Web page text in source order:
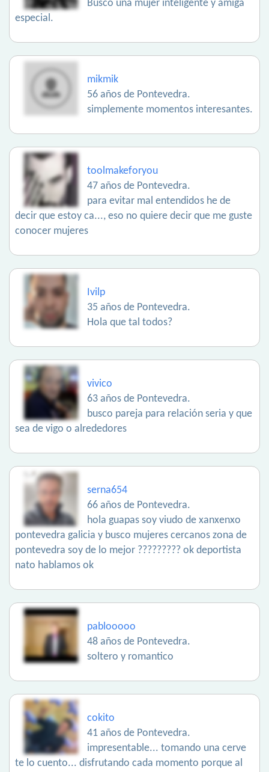
Busco una mujer inteligente y amiga
especial.
mikmik
56 años de Pontevedra.
simplemente momentos interesantes.
toolmakeforyou
47 años de Pontevedra.
para evitar mal entendidos he de
decir que estoy ca..., eso no quiere decir que me guste
conocer mujeres
Ivilp
35 años de Pontevedra.
Hola que tal todos?
vivico
63 años de Pontevedra.
busco pareja para relación seria y que
sea de vigo o alrededores
serna654
66 años de Pontevedra.
hola guapas soy viudo de xanxenxo
pontevedra galicia y busco mujeres cercanos zona de
pontevedra soy de lo mejor ????????? ok deportista
nato hablamos ok
pablooooo
48 años de Pontevedra.
soltero y romantico
cokito
41 años de Pontevedra.
impresentable... tomando una cerve
te lo cuento... disfrutando cada momento porque al